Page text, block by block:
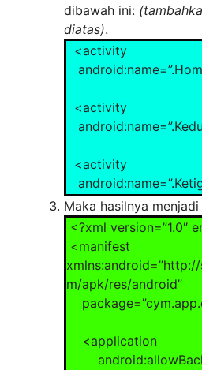
i = new
Keempat.class);
ts =
th.addTab(ts);
}
UNCHER” />
</intent-filter>
</activity>
dibawah ini:
diatas).
<activity
<activity
<activity
<activity
Maka hasilnya
<?xml version=”1.0″
<manifest
m/apk/res/android”
<application